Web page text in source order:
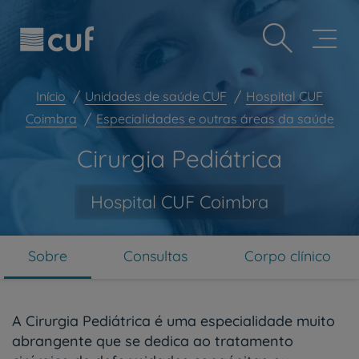
este
inclui
sistema
acessibilidade.
para
conteúdo
Prevenção e bem-estar
Grandes Áreas da Saúde
Plano +CUF
Clientes e acompanhantes
CUF Academic Center
Contacte-nos
Início Unidades de saúde CUF
Hospital CUF
Coimbra
Especialidades e outras áreas da saúde
Cirurgia Pediátrica
Hospital CUF Coimbra
Sobre Consultas Corpo clínico
A Cirurgia Pediátrica é uma especialidade muito
abrangente que se dedica ao tratamento